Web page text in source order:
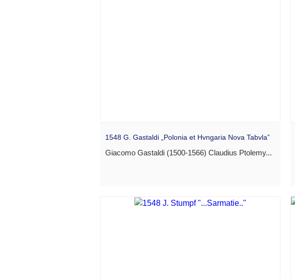
1548 G. Gastaldi „Polonia et Hvngaria Nova Tabvla”
Giacomo Gastaldi (1500-1566) Claudius Ptolemy...